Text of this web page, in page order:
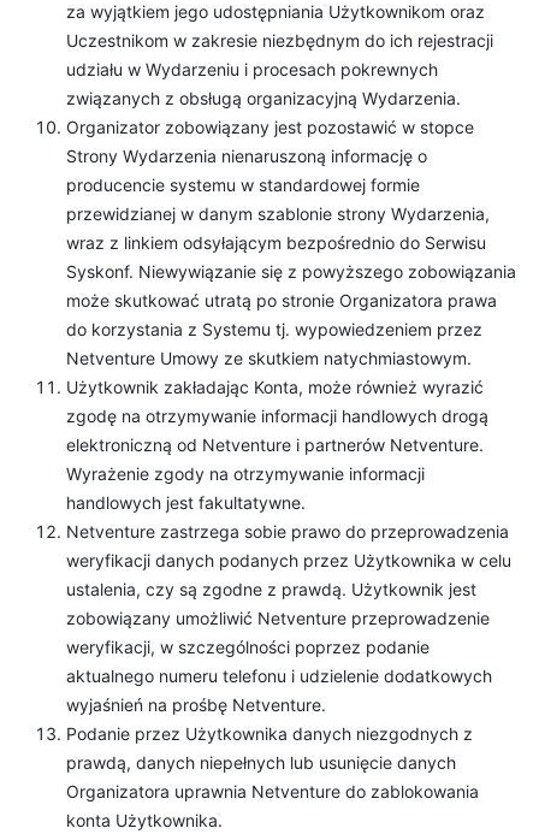
za wyjątkiem jego udostępniania Użytkownikom oraz
Uczestnikom w zakresie niezbędnym do ich rejestracji
udziału w Wydarzeniu i procesach pokrewnych
związanych z obsługą organizacyjną Wydarzenia.
Organizator zobowiązany jest pozostawić w stopce
Strony Wydarzenia nienaruszoną informację o
producencie systemu w standardowej formie
przewidzianej w danym szablonie strony Wydarzenia,
wraz z linkiem odsyłającym bezpośrednio do Serwisu
Syskonf. Niewywiązanie się z powyższego zobowiązania
może skutkować utratą po stronie Organizatora prawa
do korzystania z Systemu tj. wypowiedzeniem przez
Netventure Umowy ze skutkiem natychmiastowym.
Użytkownik zakładając Konta, może również wyrazić
zgodę na otrzymywanie informacji handlowych drogą
elektroniczną od Netventure i partnerów Netventure.
Wyrażenie zgody na otrzymywanie informacji
handlowych jest fakultatywne.
Netventure zastrzega sobie prawo do przeprowadzenia
weryfikacji danych podanych przez Użytkownika w celu
ustalenia, czy są zgodne z prawdą. Użytkownik jest
zobowiązany umożliwić Netventure przeprowadzenie
weryfikacji, w szczególności poprzez podanie
aktualnego numeru telefonu i udzielenie dodatkowych
wyjaśnień na prośbę Netventure.
Podanie przez Użytkownika danych niezgodnych z
prawdą, danych niepełnych lub usunięcie danych
Organizatora uprawnia Netventure do zablokowania
konta Użytkownika.